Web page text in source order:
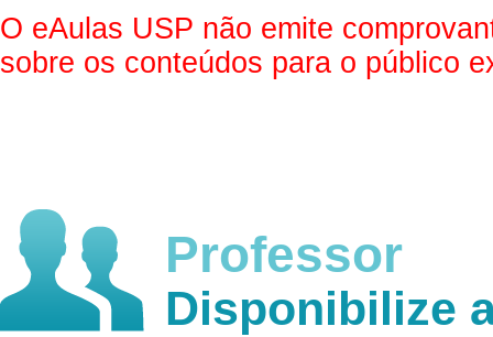
O eAulas USP não emite
sobre os conteúdos para o público
Professor
Disponibilize